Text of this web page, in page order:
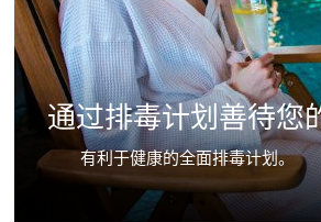
通过排毒计划善待您
有利于健康的全面排毒计划。